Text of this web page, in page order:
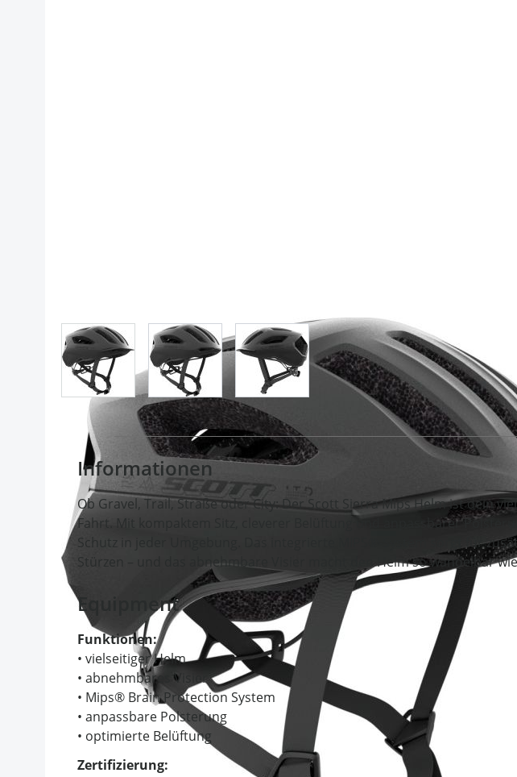
View larger imageView larger imageView larger image
Informationen
Ob Gravel, Trail, Straße oder City: Der Scott Sierra Mips Helm ist dein
Fahrt. Mit kompaktem Sitz, cleverer Belüftung und anpassbarer
Schutz in jeder Umgebung. Das integrierte MIPS®-System sorgt für
Stürzen – und das abnehmbare Visier macht den Helm so wandelbar
Equipment
Funktionen:
• vielseitiger Helm
• abnehmbares Visier
• Mips® Brain Protection System
• anpassbare Polsterung
• optimierte Belüftung
Zertifizierung: